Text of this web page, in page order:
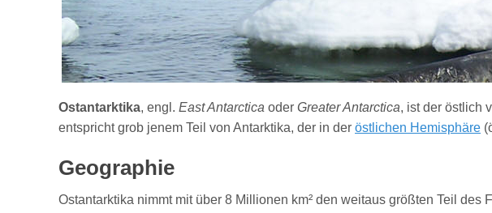
Ostantarktika, engl. East Antarctica oder Greater Antarctica, ist der östlich
entspricht grob jenem Teil von Antarktika, der in der östlichen Hemisphäre
Geographie
Ostantarktika nimmt mit über 8 Millionen km² den weitaus größten Teil des